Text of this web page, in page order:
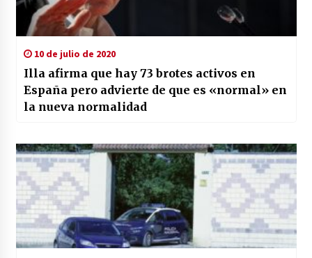
10 de julio de 2020
Illa afirma que hay 73 brotes activos en
España pero advierte de que es «normal» en
la nueva normalidad